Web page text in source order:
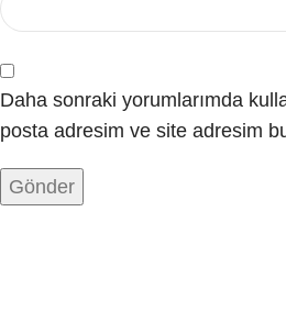
Daha sonraki yorumlarımda
posta adresim ve site adresim